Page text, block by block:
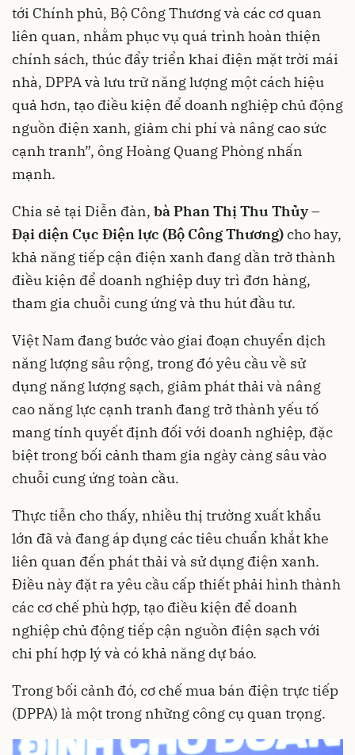
tới Chính phủ, Bộ Công Thương và các cơ quan
liên quan, nhằm phục vụ quá trình hoàn thiện
chính sách, thúc đẩy triển khai điện mặt trời mái
nhà, DPPA và lưu trữ năng lượng một cách hiệu
quả hơn, tạo điều kiện để doanh nghiệp chủ động
nguồn điện xanh, giảm chi phí và nâng cao sức
cạnh tranh”, ông Hoàng Quang Phòng nhấn
mạnh.
Chia sẻ tại Diễn đàn, bà Phan Thị Thu Thủy –
Đại diện Cục Điện lực (Bộ Công Thương)cho hay,
khả năng tiếp cận điện xanh đang dần trở thành
điều kiện để doanh nghiệp duy trì đơn hàng,
tham gia chuỗi cung ứng và thu hút đầu tư.
Việt Nam đang bước vào giai đoạn chuyển dịch
năng lượng sâu rộng, trong đó yêu cầu về sử
dụng năng lượng sạch, giảm phát thải và nâng
cao năng lực cạnh tranh đang trở thành yếu tố
mang tính quyết định đối với doanh nghiệp, đặc
biệt trong bối cảnh tham gia ngày càng sâu vào
chuỗi cung ứng toàn cầu.
Thực tiễn cho thấy, nhiều thị trường xuất khẩu
lớn đã và đang áp dụng các tiêu chuẩn khắt khe
liên quan đến phát thải và sử dụng điện xanh.
Điều này đặt ra yêu cầu cấp thiết phải hình thành
các cơ chế phù hợp, tạo điều kiện để doanh
nghiệp chủ động tiếp cận nguồn điện sạch với
chi phí hợp lý và có khả năng dự báo.
Trong bối cảnh đó, cơ chế mua bán điện trực tiếp
(DPPA) là một trong những công cụ quan trọng.